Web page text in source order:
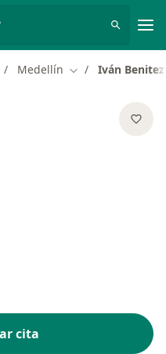
Medellín Cambiar de
Iván
cita